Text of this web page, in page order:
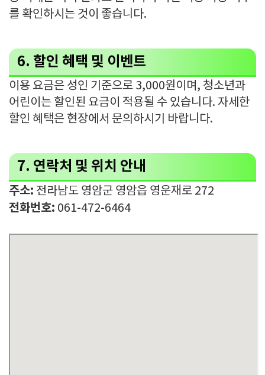
를 확인하시는 것이 좋습니다.
6. 할인 혜택 및 이벤트
이용 요금은 성인 기준으로 3,000원이며, 청소년과
어린이는 할인된 요금이 적용될 수 있습니다. 자세한
할인 혜택은 현장에서 문의하시기 바랍니다.
7. 연락처 및 위치 안내
주소: 전라남도 영암군 영암읍 영운재로 272
전화번호: 061-472-6464